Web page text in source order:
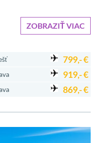
ZOBRAZIŤ VIAC
799,- €
919,- €
869,- €